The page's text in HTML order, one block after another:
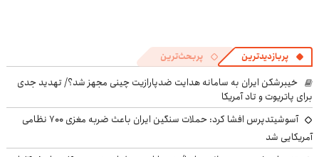
پربازدیدترین پربحث‌ترین
خیبرشکن ایران به سامانه هدایت ضدپارازیت چینی مجهز شد؟/ تهدید جدی
برای پاتریوت و تاد آمریکا
آسوشیتدپرس افشا کرد: حملات سنگین ایران باعث ضربه مغزی ۷۰۰ نظامی
آمریکایی شد